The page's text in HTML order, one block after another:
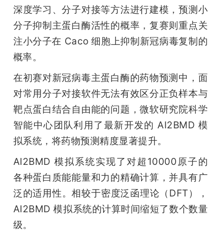
深度学习、分子对接等方法进行建模，预测小
分子抑制主蛋白酶活性的概率，复赛则重点关
注小分子在 Caco 细胞上抑制新冠病毒复制的
概率。
在初赛对新冠病毒主蛋白酶的药物预测中，面
对常用分子对接软件无法有效区分正负样本与
靶点蛋白结合自由能的问题，微软研究院科学
智能中心团队利用了最新开发的 AI2BMD 模
拟系统，将药物预测精度显著提升。
AI2BMD 模拟系统实现了对超10000原子的
各种蛋白质能能量和力的精确计算，并具有广
泛的适用性。相较于密度泛函理论（DFT），
AI2BMD 模拟系统的计算时间缩短了数个数量
级。